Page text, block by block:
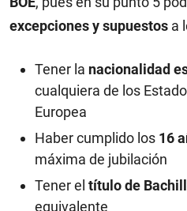
excepciones y supuestos a
Tener la nacionalidad
cualquiera de los
Europea
Haber cumplido los 16
máxima de jubilación
Tener el título de
equivalente